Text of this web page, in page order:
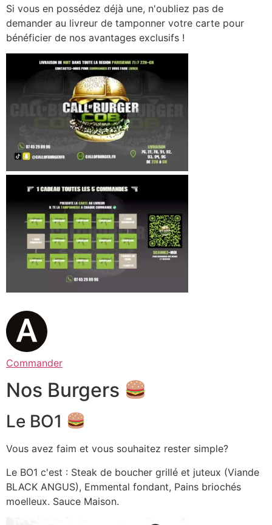
Si vous en possédez déjà une, n'oubliez pas de
demander au livreur de tamponner votre carte pour
bénéficier de nos avantages exclusifs !
Commander
Nos Burgers
Le BO1
Vous avez faim et vous souhaitez rester simple?
Le BO1 c'est : Steak de boucher grillé et juteux (Viande
BLACK ANGUS), Emmental fondant, Pains briochés
moelleux. Sauce Maison.